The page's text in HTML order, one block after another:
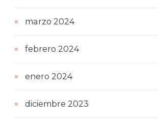
marzo 2024
febrero 2024
enero 2024
diciembre 2023